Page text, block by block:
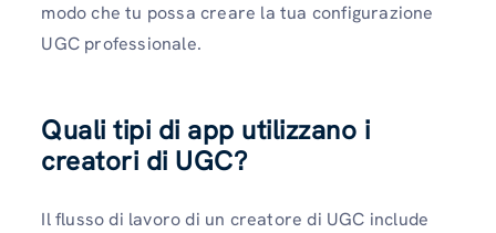
modo che tu possa creare la tua configurazione
UGC professionale.
Quali tipi di app utilizzano i
creatori di UGC?
Il flusso di lavoro di un creatore di UGC include